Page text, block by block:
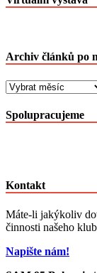
Archiv článků po
Archiv
po
měsících
Spolupracujeme
Kontakt
Máte-li jakýkoliv
činnosti našeho
Napište nám!